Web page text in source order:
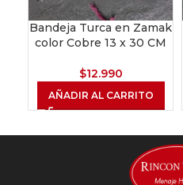
Bandeja Turca en Zamak
color Cobre 13 x 30 CM
$12.990
AÑADIR AL CARRITO